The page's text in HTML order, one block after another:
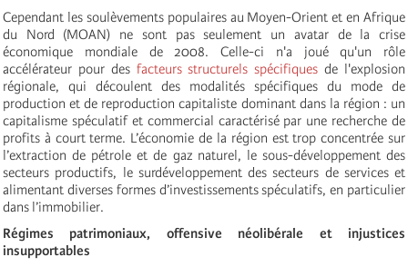
Cependant les soulèvements populaires au Moyen-Orient et en Afrique
du Nord (MOAN) ne sont pas seulement un avatar de la crise
économique mondiale de 2008. Celle-ci n'a joué qu'un rôle
accélérateur pour des facteurs structurels spécifiquesde l'explosion
régionale, qui découlent des modalités spécifiques du mode de
production et de reproduction capitaliste dominant dans la région : un
capitalisme spéculatif et commercial caractérisé par une recherche de
profits à court terme. L’économie de la région est trop concentrée sur
l’extraction de pétrole et de gaz naturel, le sous-développement des
secteurs productifs, le surdéveloppement des secteurs de services et
alimentant diverses formes d’investissements spéculatifs, en particulier
dans l’immobilier.
Régimes patrimoniaux, offensive néolibérale et injustices
insupportables